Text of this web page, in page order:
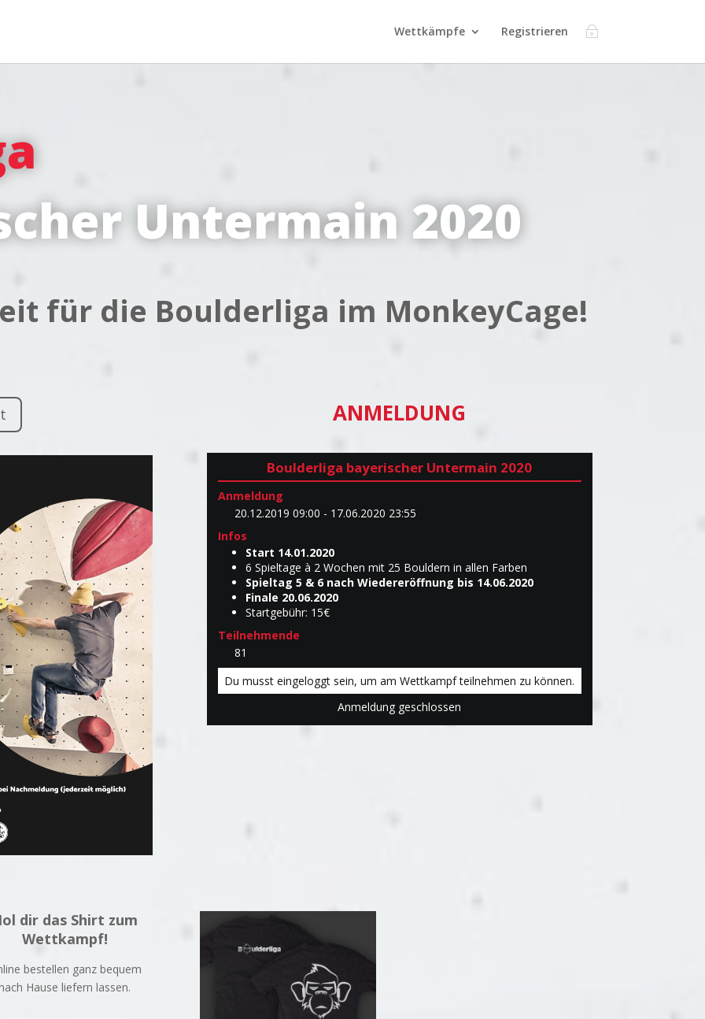
Wettkämpfe Registrieren
Untermain 2020
für die Boulderliga im MonkeyCage!
ANMELDUNG
Boulderliga bayerischer Untermain 2020
Anmeldung
20.12.2019 09:00 - 17.06.2020 23:55
Infos
Start 14.01.2020
6 Spieltage à 2 Wochen mit 25 Bouldern in allen Farben
Spieltag 5 & 6 nach Wiedereröffnung bis 14.06.2020
Finale 20.06.2020
Startgebühr: 15€
Teilnehmende
81
Du musst eingeloggt sein, um am Wettkampf teilnehmen zu können.
Anmeldung geschlossen
dir das Shirt zum
Wettkampf!
bestellen ganz bequem
Hause liefern lassen.